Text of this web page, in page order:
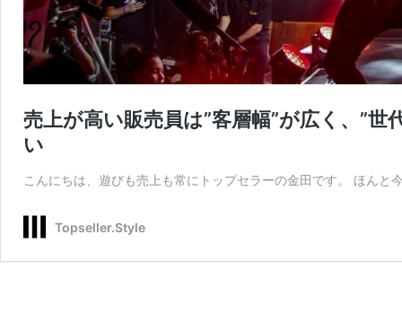
売上が高い販売員は”客層幅”が広く、”
い
こんにちは、遊びも売上も常にトップセラーの金田です。 ほん
Topseller.Style